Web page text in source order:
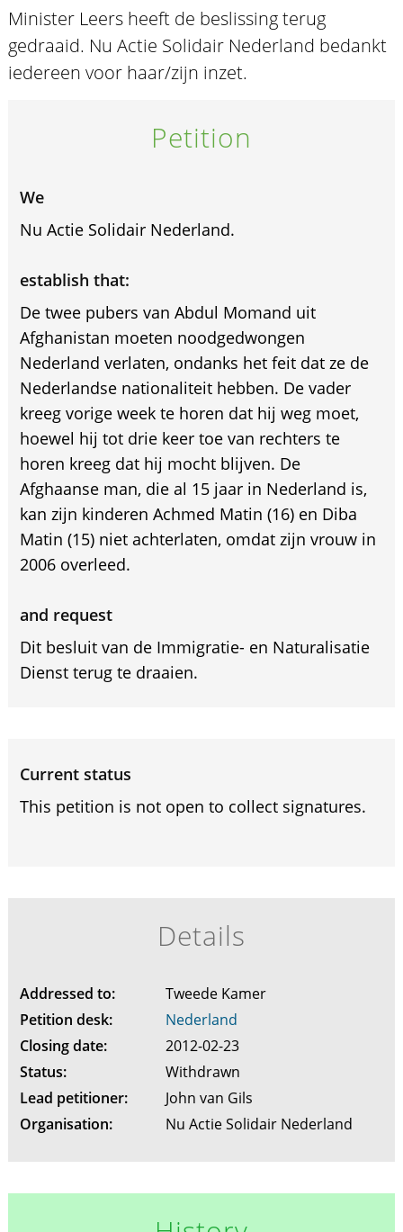
Minister Leers heeft de beslissing terug
gedraaid. Nu Actie Solidair Nederland bedankt
iedereen voor haar/zijn inzet.
Petition
We
Nu Actie Solidair Nederland.
establish that:
De twee pubers van Abdul Momand uit
Afghanistan moeten noodgedwongen
Nederland verlaten, ondanks het feit dat ze de
Nederlandse nationaliteit hebben. De vader
kreeg vorige week te horen dat hij weg moet,
hoewel hij tot drie keer toe van rechters te
horen kreeg dat hij mocht blijven. De
Afghaanse man, die al 15 jaar in Nederland is,
kan zijn kinderen Achmed Matin (16) en Diba
Matin (15) niet achterlaten, omdat zijn vrouw in
2006 overleed.
and request
Dit besluit van de Immigratie- en Naturalisatie
Dienst terug te draaien.
Current status
This petition is not open to collect signatures.
Details
Addressed to:
Tweede Kamer
Petition desk:
Nederland
Closing date:
2012-02-23
Status:
Withdrawn
Lead petitioner:
John van Gils
Organisation:
Nu Actie Solidair Nederland